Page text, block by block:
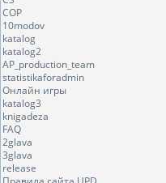
COP
10modov
katalog
katalog2
AP_production_team
statistikaforadmin
Онлайн игры
katalog3
knigadeza
FAQ
2glava
3glava
release